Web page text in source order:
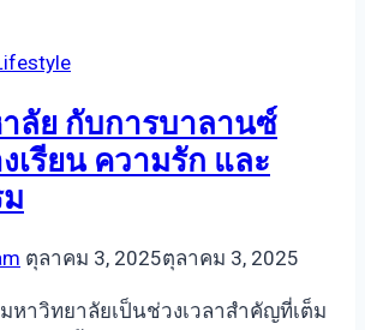
าลัย กับการบาลานซ์
เรียน ความรัก และ
ตุลาคม 3, 2025ตุลาคม 3, 2025
หาวิทยาลัยเป็นช่วงเวลาสำคัญที่เต็ม